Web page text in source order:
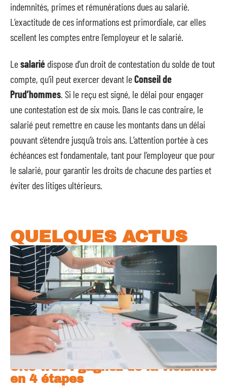
indemnités, primes et rémunérations dues au salarié.
L’exactitude de ces informations est primordiale, car elles
scellent les comptes entre l’employeur et le salarié.
Lesalarié dispose d’un droit de contestation du solde de tout
compte, qu’il peut exercer devant leConseil de
Prud’hommes. Si le reçu est signé, le délai pour engager
une contestation est de six mois. Dans le cas contraire, le
salarié peut remettre en cause les montants dans un délai
pouvant s’étendre jusqu’à trois ans. L’attention portée à ces
échéances est fondamentale, tant pour l’employeur que pour
le salarié, pour garantir les droits de chacune des parties et
éviter des litiges ultérieurs.
QUELQUES ACTUS
Site web : gagnez de la visibilité
en 4 étapes